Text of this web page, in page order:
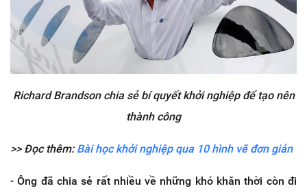
Richard Brandson chia sẻ bí quyết khởi nghiệp để tạo nên
thành công
>> Đọc thêm: Bài học khởi nghiệp qua 10 hình vẽ đơn giản
- Ông đã chia sẻ rất nhiều về những khó khăn thời còn đi